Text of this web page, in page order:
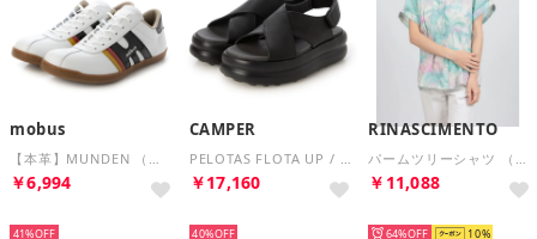
mobus
【本革】MUNDEN （ホワイト/ブラック）
￥6,994
41%
CAMPER
PELOTAS FLOTA UP / サンダル （ブラック）
￥17,160
40%
RINASCIMENTO
パームツリーシャツ （var.Verde Acqua）
￥11,088
64% 10